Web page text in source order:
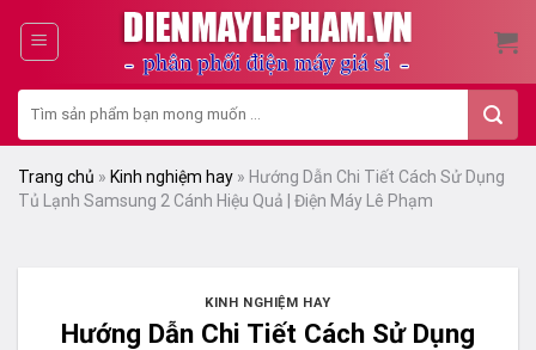
kiếm:
Trang chủ » Kinh nghiệm hay » Hướng Dẫn Chi Tiết Cách Sử Dụng
Tủ Lạnh Samsung 2 Cánh Hiệu Quả | Điện Máy Lê Phạm
KINH NGHIỆM HAY
Hướng Dẫn Chi Tiết Cách Sử Dụng